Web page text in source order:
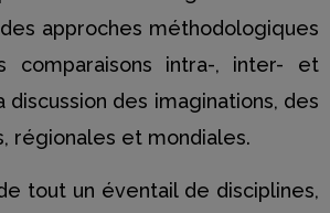
approches méthodologiques
comparaisons intra-, inter- et
des imaginations, des
régionales et mondiales.
tout un éventail de disciplines,